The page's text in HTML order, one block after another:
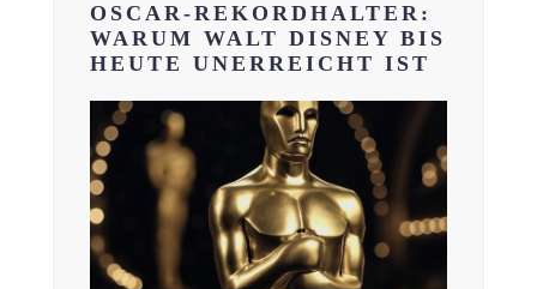
OSCAR-REKORDHALTER:
WARUM WALT DISNEY BIS
HEUTE UNERREICHT IST